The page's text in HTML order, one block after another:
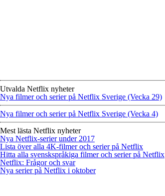
Utvalda Netflix nyheter
Nya filmer och serier på Netflix Sverige (Vecka 29)
Nya filmer och serier på Netflix Sverige (Vecka 4)
Mest lästa Netflix nyheter
Nya Netflix-serier under 2017
Lista över alla 4K-filmer och serier på Netflix
Hitta alla svenskspråkiga filmer och serier på Netflix
Netflix: Frågor och svar
Nya serier på Netflix i oktober